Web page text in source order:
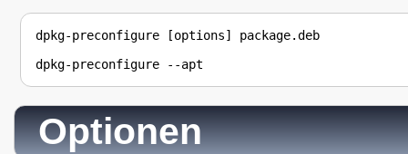
dpkg-preconfigure [options] package.deb
Optionen